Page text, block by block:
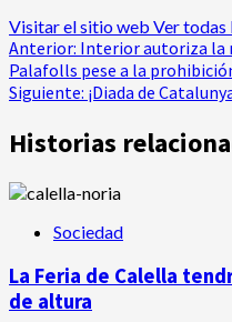
Visitar el sitio web Ver todas
Navegación
de
Anterior: Interior autoriza la
Palafolls pese a la
Siguiente: ¡Diada de
Historias
Sociedad
La Feria de Calella
de altura